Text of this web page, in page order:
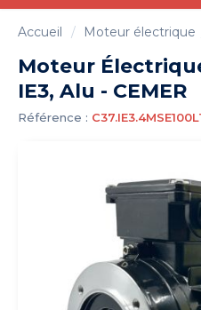
Accueil Moteur électrique
Moteur
IE3, Alu - CEMER
Référence :